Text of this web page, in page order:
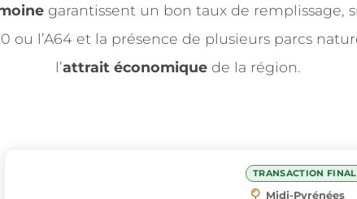
garantissent un bon taux de remplissage,
ou l’A64 et la présence de plusieurs parcs
l’attrait économique de la région.
TRANSACTION
Midi-Pyrénées